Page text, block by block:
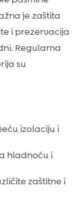
je zaštita
i prezervacija
Regularna
su
izolaciju i
hladnoću i
zaštitne i